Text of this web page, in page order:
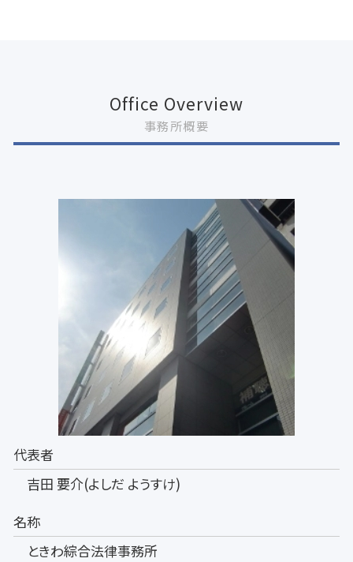
Office Overview
事務所概要
代表者
吉田 要介(よしだ ようすけ)
名称
ときわ綜合法律事務所